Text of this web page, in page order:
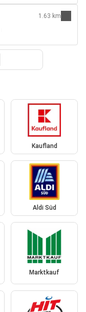
1.63 km
Kaufland
Aldi Süd
Marktkauf